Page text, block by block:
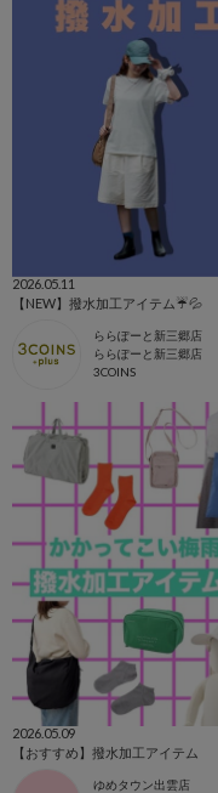
2026.05.11
【NEW】撥水加工アイテム☔️💦
ららぽーと新三郷店
ららぽーと新三郷店
3COINS
2026.05.09
【おすすめ】撥水加工アイテム
ゆめタウン出雲店